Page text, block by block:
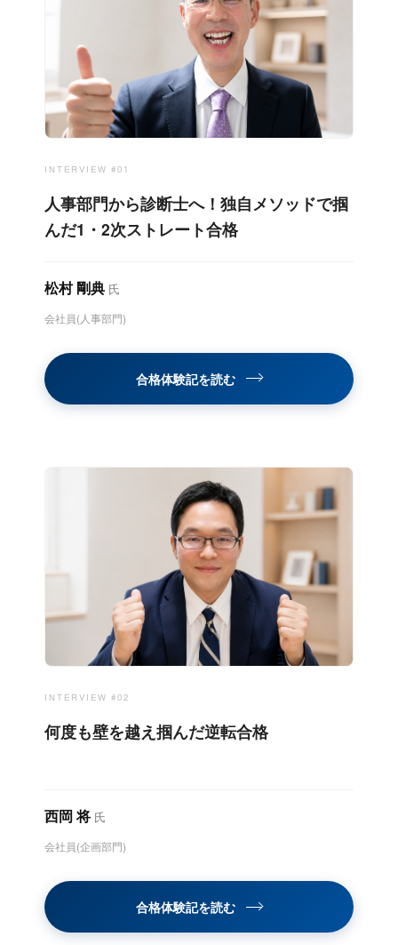
INTERVIEW #01
人事部門から診断士へ！独自メソッドで掴
んだ1・2次ストレート合格
松村 剛典 氏
会社員(人事部門)
合格体験記を読む
INTERVIEW #02
何度も壁を越え掴んだ逆転合格
西岡 将 氏
会社員(企画部門)
合格体験記を読む